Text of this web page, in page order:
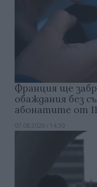
Франция ще
обаждания без
абонатите от
07.08.2026 / 14:30